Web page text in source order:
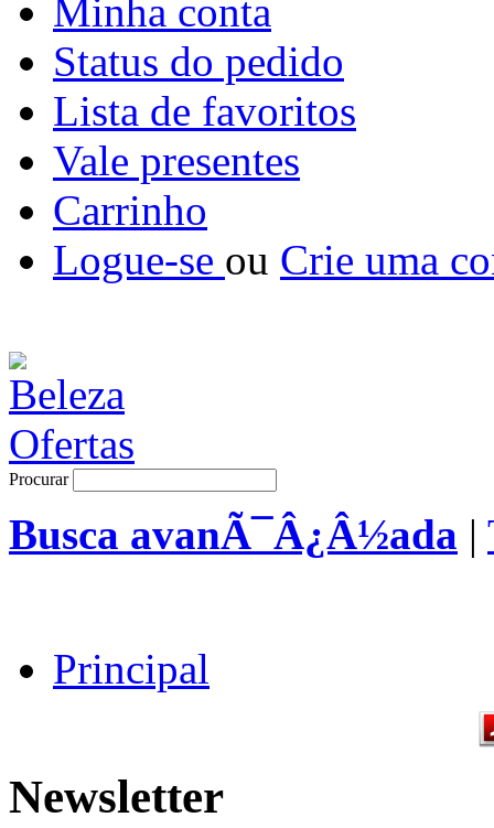
Minha conta
Status do pedido
Lista de favoritos
Vale presentes
Carrinho
Logue-se ou Crie uma
Procurar
Busca avanÃ¯Â¿Â½ada |
Principal
Newsletter